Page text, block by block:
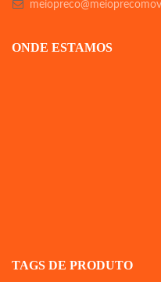
ONDE ESTAMOS
TAGS DE PRODUTO